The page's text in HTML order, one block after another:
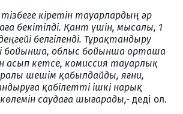
кіретін тауарлардың әр
бекітілді. Қант үшін, мысалы, 1
белгіленді. Тұрақтандыру
бойынша, облыс бойынша орташа
асып кетсе, комиссия тауарлық
шешім қабылдайды, яғни,
қабілетті ішкі нарық
саудаға шығарады,- деді ол.